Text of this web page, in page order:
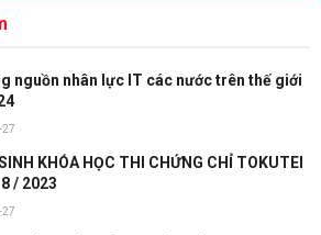
nguồn nhân lực IT các nước trên thế giới
KHÓA HỌC THI CHỨNG CHỈ TOKUTEI
/ 2023